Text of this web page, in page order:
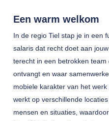
Een warm welkom
In de regio Tiel stap je in een
salaris dat recht doet aan
terecht in een betrokken
ontvangt en waar
mobiele karakter van het
werkt op verschillende
mensen en situaties,